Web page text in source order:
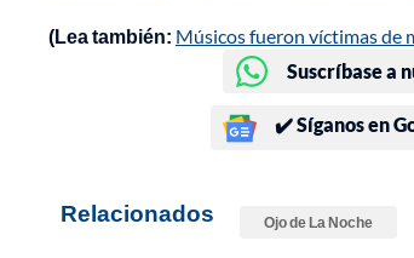
(Lea también: Músicos fueron víctimas de
Suscríbase a
✔️ Síganos en
Relacionados Ojo de La Noche